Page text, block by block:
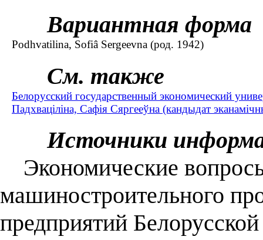
Вариантная форма
Podhvatilina, Sofiâ Sergeevna (род. 1942)
См. также
Белорусский государственный экономический
Падхваціліна, Сафія Сяргееўна (кандыдат
Источники
Экономические
машиностроительного
предприятий